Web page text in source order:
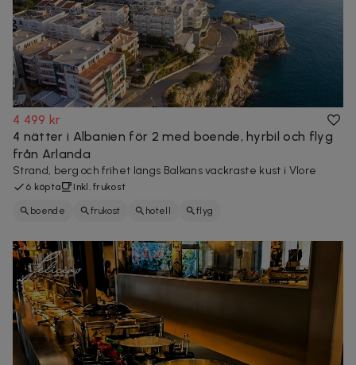
4 499 kr
4 nätter i Albanien för 2 med boende, hyrbil och flyg
från Arlanda
Strand, berg och frihet längs Balkans vackraste kust i Vlore
6 köpta Inkl. frukost
boende frukost hotell flyg